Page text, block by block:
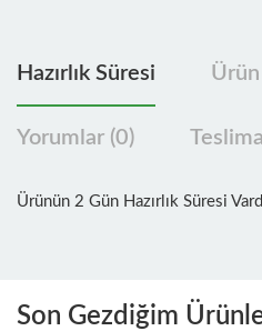
Hazırlık Süresi Ürün
Yorumlar (0)
Ürünün 2 Gün Hazırlık Süresi
Son Gezdiğim